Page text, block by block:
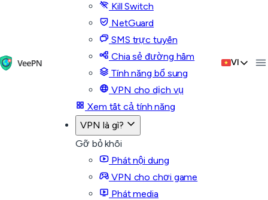
Kill Switch
NetGuard
SMS trực tuyến
Chia sẻ đường hầm
Tính năng bổ sung
VPN cho dịch vụ
Xem tất cả tính năng
VPN là gì?
Gỡ bỏ khối
Phát nội dung
VPN cho chơi game
Phát media
VI